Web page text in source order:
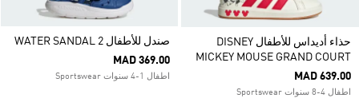
حذاء أديداس للأطفال DISNEY
MICKEY MOUSE GRAND COURT
MAD 639.00
اطفال 4-8 سنوات Sportswear
صندل للأطفال WATER SANDAL 2
MAD 369.00
اطفال 1-4 سنوات Sportswear